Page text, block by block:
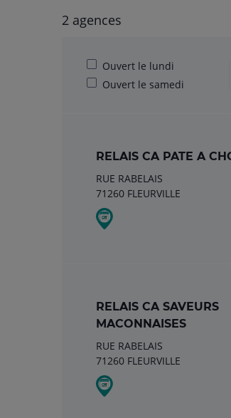
2 agences
Ouvert le lundi
Ouvert le samedi
RELAIS CA PATE A
RUE RABELAIS
71260 FLEURVILLE
RELAIS CA SAVEURS
MACONNAISES
RUE RABELAIS
71260 FLEURVILLE